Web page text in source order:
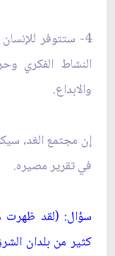
4- ستتوفر
النشاط الفكري
والابداع.
إن مجتمع الغد،
في تقرير مصيره.
سؤال: (لقد ظهرت
كثير من بلدان